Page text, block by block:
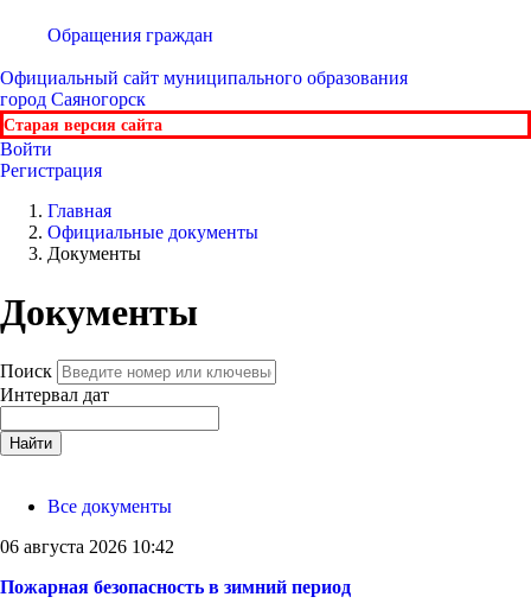
Обращения граждан
Официальный сайт муниципального образования
город Саяногорск
Старая версия сайта
Войти
Регистрация
Главная
Официальные документы
Документы
Документы
Поиск
Интервал дат
Найти
Все документы
06 августа 2026 10:42
Пожарная безопасность в зимний период